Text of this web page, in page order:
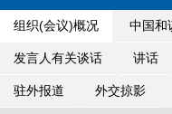
组织(会议)概况 中国和
发言人有关谈话 讲话
驻外报道 外交掠影